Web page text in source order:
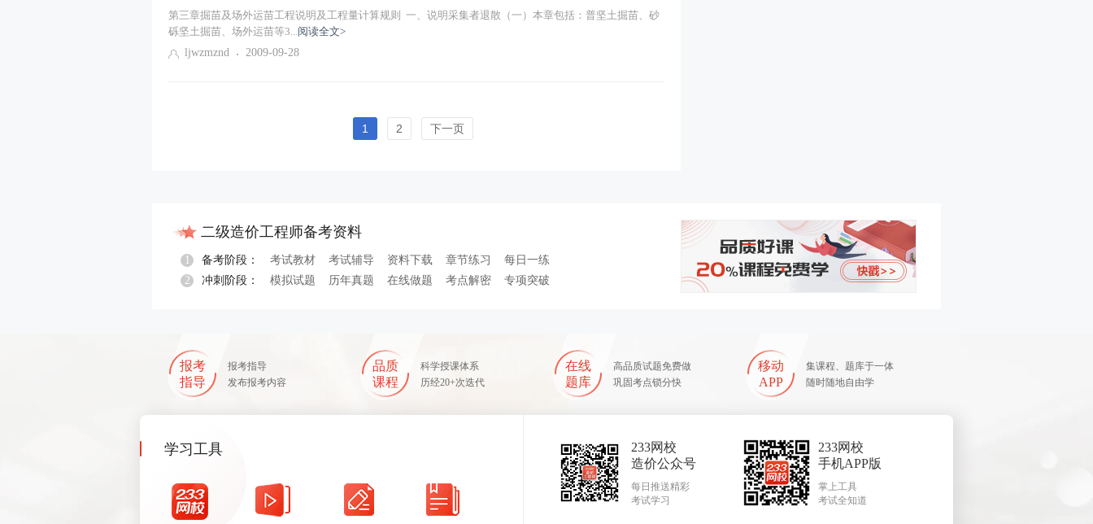
第三章掘苗及场外运苗工程说明及工程量计算规则 一、说明采集者退散（一）本章包括：普坚土掘苗、砂
砾坚土掘苗、场外运苗等3...阅读全文>
ljwzmznd
2009-09-28
1 2 下一页
二级造价工程师备考资料
1 备考阶段： 考试教材 考试辅导 资料下载 章节练习
每日一练
2
冲刺阶段： 模拟试题 历年真题 在线做题 考点解密 专项突破
报考
指导
报考指导
发布报考内容
品质
课程
科学授课体系
历经20+次迭代
在线
题库
高品质试题免费做
巩固考点锁分快
移动
APP
集课程、题库于一体
随时随地自由学
学习工具
233网校
造价公众号
每日推送精彩
考试学习
233网校
手机APP版
掌上工具
考试全知道